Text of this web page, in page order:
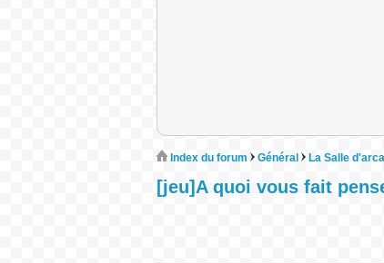
Index du forum Général La Salle
[jeu]A quoi vous fait